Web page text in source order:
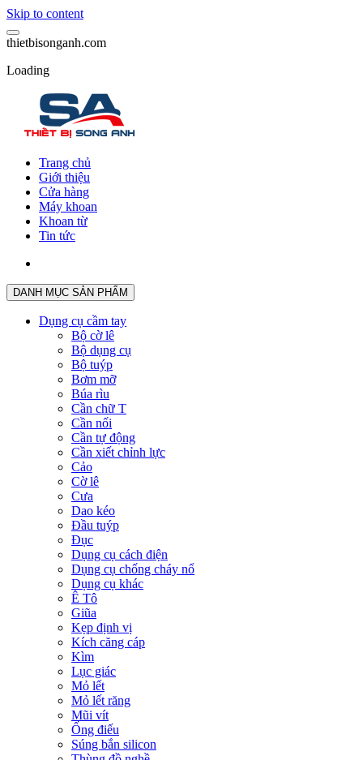
Skip to content
thietbisonganh.com
Loading
Trang chủ
Giới thiệu
Cửa hàng
Máy khoan
Khoan từ
Tin tức
DANH MỤC SẢN PHẨM
Dụng cụ cầm tay
Bộ cờ lê
Bộ dụng cụ
Bộ tuýp
Bơm mỡ
Búa rìu
Cần chữ T
Cần nối
Cần tự động
Cần xiết chỉnh lực
Cảo
Cờ lê
Cưa
Dao kéo
Đầu tuýp
Đục
Dụng cụ cách điện
Dụng cụ chống cháy nổ
Dụng cụ khác
Ê Tô
Giũa
Kẹp định vị
Kích căng cáp
Kìm
Lục giác
Mỏ lết
Mỏ lết răng
Mũi vít
Ống điếu
Súng bắn silicon